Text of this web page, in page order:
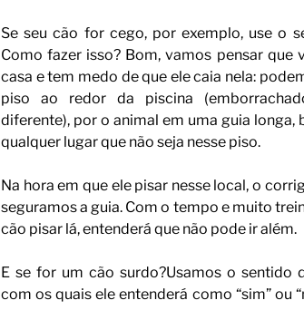
Se seu cão for cego, por exemplo, use o
Como fazer isso? Bom, vamos pensar que
casa e tem medo de que ele caia nela:
piso ao redor da piscina
diferente), por o animal em uma guia longa,
qualquer lugar que não seja nesse piso.
Na hora em que ele pisar nesse local, o
seguramos a guia. Com o tempo e muito
cão pisar lá, entenderá que não pode ir além.
E se for um cão surdo?Usamos o sentido
com os quais ele entenderá como “sim” ou